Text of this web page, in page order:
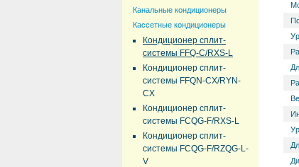
Канальные кондиционеры
Кассетные кондиционеры
Кондиционер сплит-
системы FFQ-C/RXS-L
Кондиционер сплит-
системы FFQN-CX/RYN-
CX
Кондиционер сплит-
системы FCQG-F/RXS-L
Кондиционер сплит-
системы FCQG-F/RZQG-L-
V